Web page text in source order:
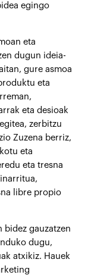
egingo
eta
dugun ideia-
gure asmoa
eta
eta desioak
zerbitzu
Zuzena berriz,
eta
eta tresna
libre propio
bidez gauzatzen
dugu,
atxikiz. Hauek